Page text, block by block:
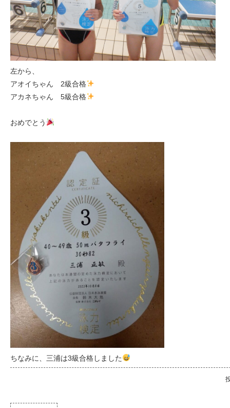
左から、
アオイちゃん 2級合格
アカネちゃん 5級合格
おめでとう
ちなみに、三浦は3級合格しました